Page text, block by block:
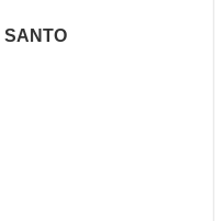
SANTO